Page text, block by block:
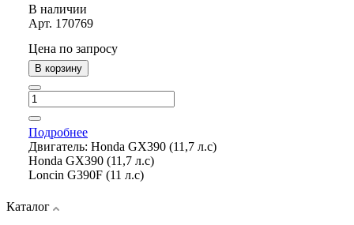
В наличии
Арт. 170769
Цена по запросу
В корзину
Подробнее
Двигатель: Honda GX390 (11,7 л.с)
Honda GX390 (11,7 л.с)
Loncin G390F (11 л.с)
Каталог